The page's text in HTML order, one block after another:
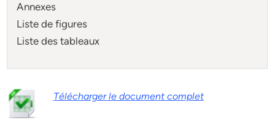
Annexes
Liste de figures
Liste des tableaux
Télécharger le document complet